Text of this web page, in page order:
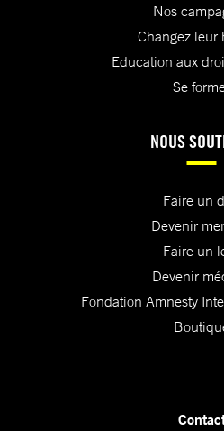
Nos
Changez leur
Education aux
Se
NOUS
Faire un
Devenir
Faire un
Devenir
Fondation Amnesty